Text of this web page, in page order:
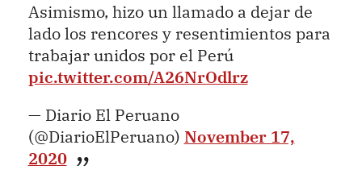
Asimismo, hizo un llamado a dejar de
lado los rencores y resentimientos para
trabajar unidos por el Perú
pic.twitter.com/A26NrOdlrz
— Diario El Peruano
(@DiarioElPeruano) November 17,
2020